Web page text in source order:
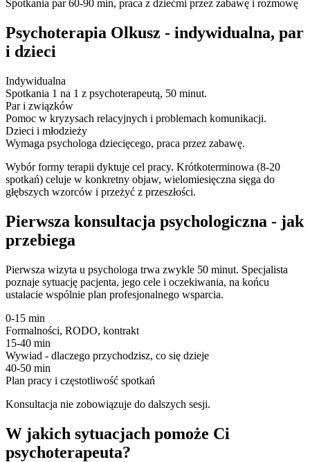
Spotkania par 60-90 min, praca z dziećmi przez zabawę i rozmowę
Psychoterapia Olkusz - indywidualna, par
i dzieci
Indywidualna
Spotkania 1 na 1 z psychoterapeutą, 50 minut.
Par i związków
Pomoc w kryzysach relacyjnych i problemach komunikacji.
Dzieci i młodzieży
Wymaga psychologa dziecięcego, praca przez zabawę.
Wybór formy terapii dyktuje cel pracy. Krótkoterminowa (8-20
spotkań) celuje w konkretny objaw, wielomiesięczna sięga do
głębszych wzorców i przeżyć z przeszłości.
Pierwsza konsultacja psychologiczna - jak
przebiega
Pierwsza wizyta u psychologa trwa zwykle 50 minut. Specjalista
poznaje sytuację pacjenta, jego cele i oczekiwania, na końcu
ustalacie wspólnie plan profesjonalnego wsparcia.
0-15 min
Formalności, RODO, kontrakt
15-40 min
Wywiad - dlaczego przychodzisz, co się dzieje
40-50 min
Plan pracy i częstotliwość spotkań
Konsultacja nie zobowiązuje do dalszych sesji.
W jakich sytuacjach pomoże Ci
psychoterapeuta?